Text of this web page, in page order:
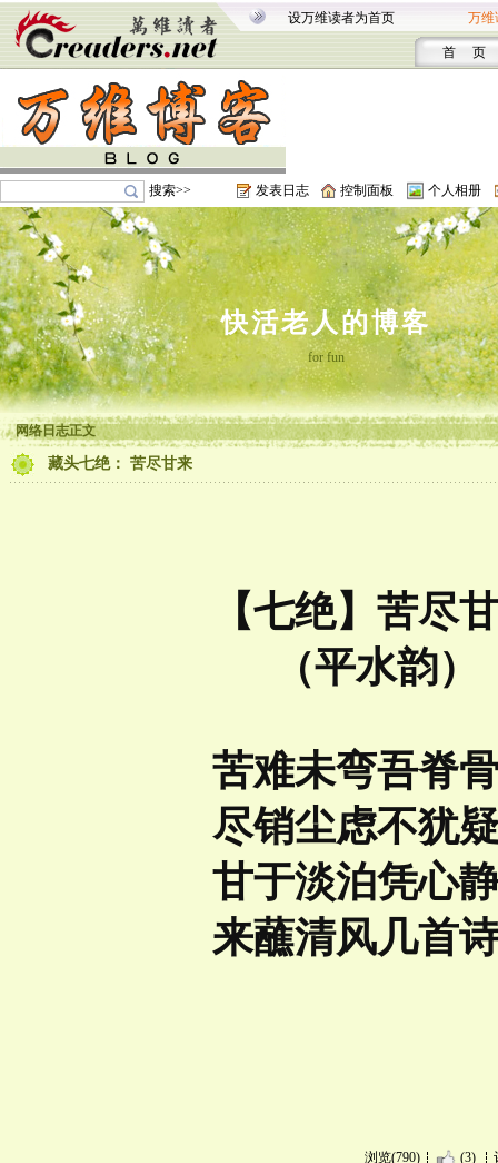
设万维读者为首页 万维
首 页
搜索>> 发表日志 控制面板 个人相册
快活老人的博客
for fun
网络日志正文
藏头七绝： 苦尽甘来
【七绝】苦尽
（平水韵）
苦难未弯吾脊
尽销尘虑不犹
甘于淡泊凭心
来蘸清风几首
浏览(790) (3)